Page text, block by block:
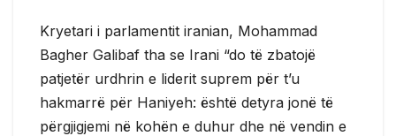
Kryetari i parlamentit iranian, Mohammad
Bagher Galibaf tha se Irani “do të zbatojë
patjetër urdhrin e liderit suprem për t’u
hakmarrë për Haniyeh: është detyra jonë të
përgjigjemi në kohën e duhur dhe në vendin e